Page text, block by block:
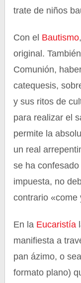
trate de niños
Con el Bautismo
original.
Comunión,
catequesis,
y sus ritos de
para realizar el
permite la
un real
se ha
impuesta, no
contrario «come
En la Eucaristía
manifiesta a
pan ázimo, o
formato plano)